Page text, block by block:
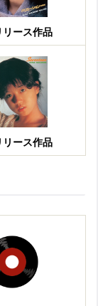
リース作品
リース作品